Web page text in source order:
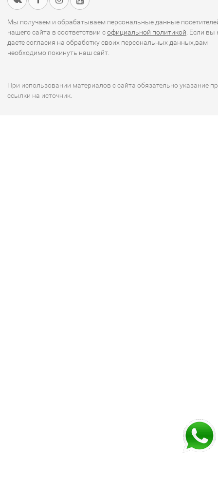
Мы получаем и обрабатываем персональные данные
нашего сайта в соответствии софициальной политикой . Если вы
даете согласия на обработку своих персональных данных,вам
необходимо покинуть наш сайт.
При использовании материалов с сайта обязательно указание
ссылки на источник.